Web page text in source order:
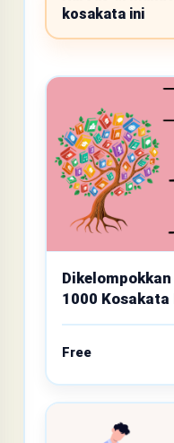
kosakata ini
1000
Free